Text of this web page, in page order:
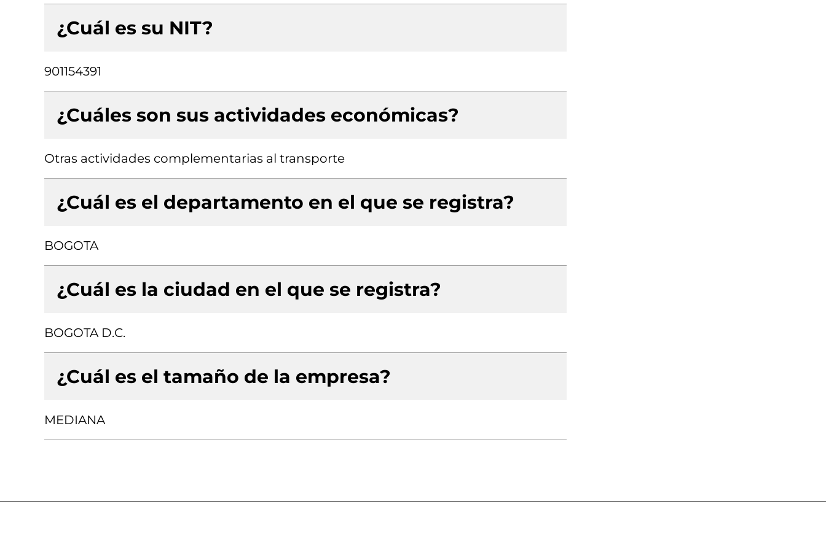
¿Cuál es su NIT?
901154391
¿Cuáles son sus actividades económicas?
Otras actividades complementarias al transporte
¿Cuál es el departamento en el que se registra?
BOGOTA
¿Cuál es la ciudad en el que se registra?
BOGOTA D.C.
¿Cuál es el tamaño de la empresa?
MEDIANA